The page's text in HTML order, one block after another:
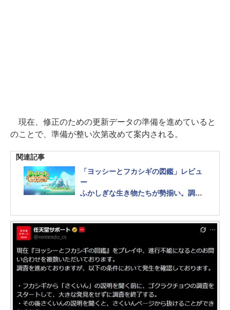
現在、修正のための更新データの準備を進めていると
のことで、準備が整い次第改めて案内される。
関連記事
「ヨッシーとフカシギの図鑑」レビュ
ー
ふかしぎな生き物たちが勢揃い。調
ー！